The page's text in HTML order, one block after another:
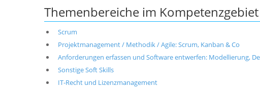
Themenbereiche im
Scrum
Projektmanagement / Methodik / Agile: Scrum, Kanban & Co
Anforderungen erfassen und Software entwerfen: Modellierung,
Sonstige Soft Skills
IT-Recht und Lizenzmanagement